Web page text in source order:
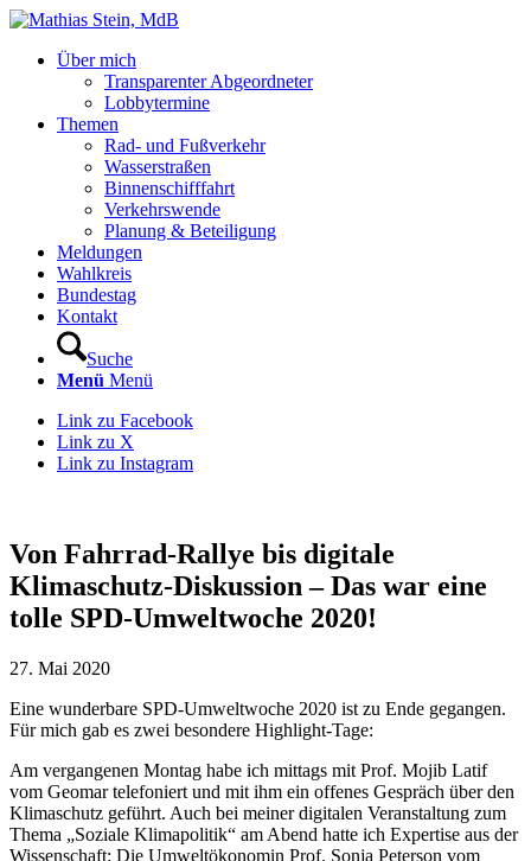
Über mich
Transparenter Abgeordneter
Lobbytermine
Themen
Rad- und Fußverkehr
Wasserstraßen
Binnenschifffahrt
Verkehrswende
Planung & Beteiligung
Meldungen
Wahlkreis
Bundestag
Kontakt
Suche
Menü Menü
Link zu Facebook
Link zu X
Link zu Instagram
Von Fahrrad-Rallye bis digitale
Klimaschutz-Diskussion – Das war eine
tolle SPD-Umweltwoche 2020!
27. Mai 2020
Eine wunderbare SPD-Umweltwoche 2020 ist zu Ende gegangen.
Für mich gab es zwei besondere Highlight-Tage:
Am vergangenen Montag habe ich mittags mit Prof. Mojib Latif
vom Geomar telefoniert und mit ihm ein offenes Gespräch über den
Klimaschutz geführt. Auch bei meiner digitalen Veranstaltung zum
Thema „Soziale Klimapolitik“ am Abend hatte ich Expertise aus der
Wissenschaft: Die Umweltökonomin Prof. Sonja Peterson vom